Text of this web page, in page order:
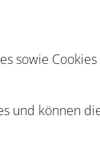
sowie
und können